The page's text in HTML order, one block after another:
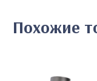
Похожие